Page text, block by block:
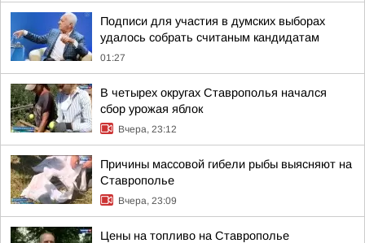
Подписи для участия в думских выборах
удалось собрать считаным кандидатам
01:27
В четырех округах Ставрополья начался
сбор урожая яблок
Вчера, 23:12
Причины массовой гибели рыбы выясняют на
Ставрополье
Вчера, 23:09
Цены на топливо на Ставрополье